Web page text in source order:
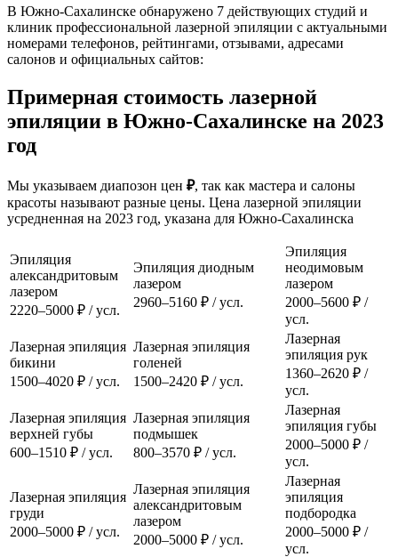
В Южно-Сахалинске обнаружено 7 действующих студий и
клиник профессиональной лазерной эпиляции с актуальными
номерами телефонов, рейтингами, отзывами, адресами
салонов и официальных сайтов:
Примерная стоимость лазерной
эпиляции в Южно-Сахалинске на 2023
год
Мы указываем диапозон цен ₽, так как мастера и салоны
красоты называют разные цены. Цена лазерной эпиляции
усредненная на 2023 год, указана для Южно-Сахалинска
Эпиляция
александритовым
лазером
2220–5000 ₽ / усл.
Эпиляция диодным
лазером
2960–5160 ₽ / усл.
Эпиляция
неодимовым
лазером
2000–5600 ₽ /
усл.
Лазерная эпиляция
бикини
1500–4020 ₽ / усл.
Лазерная эпиляция
голеней
1500–2420 ₽ / усл.
Лазерная
эпиляция рук
1360–2620 ₽ /
усл.
Лазерная эпиляция
верхней губы
600–1510 ₽ / усл.
Лазерная эпиляция
подмышек
800–3570 ₽ / усл.
Лазерная
эпиляция губы
2000–5000 ₽ /
усл.
Лазерная эпиляция
груди
2000–5000 ₽ / усл.
Лазерная эпиляция
александритовым
лазером
2000–5000 ₽ / усл.
Лазерная
эпиляция
подбородка
2000–5000 ₽ /
усл.